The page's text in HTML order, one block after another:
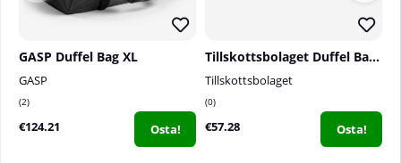
GASP Duffel Bag XL
GASP
2
€124.21 Osta!
Tillskottsbolaget Duffel Bag, 40 L
Tillskottsbolaget
0
€57.28 Osta!